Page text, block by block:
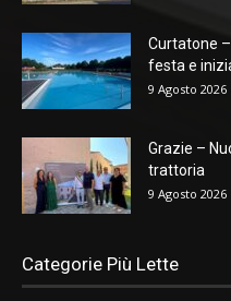
Curtatone
festa e
9 Agosto 2026
Grazie –
trattoria
9 Agosto 2026
Categorie Più Lette